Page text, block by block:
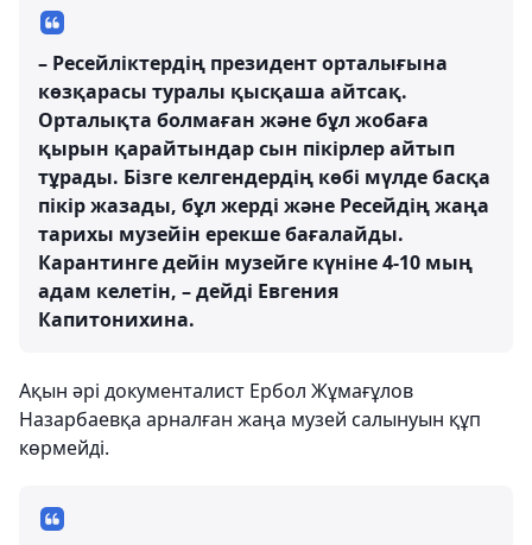
– Ресейліктердің президент орталығына
көзқарасы туралы қысқаша айтсақ.
Орталықта болмаған және бұл жобаға
қырын қарайтындар сын пікірлер айтып
тұрады. Бізге келгендердің көбі мүлде басқа
пікір жазады, бұл жерді және Ресейдің жаңа
тарихы музейін ерекше бағалайды.
Карантинге дейін музейге күніне 4-10 мың
адам келетін, – дейді Евгения
Капитонихина.
Ақын әрі документалист Ербол Жұмағұлов
Назарбаевқа арналған жаңа музей салынуын құп
көрмейді.